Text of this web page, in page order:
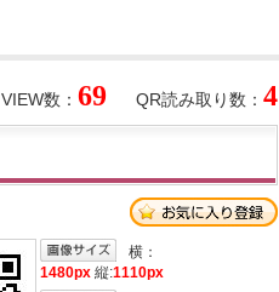
QR読み取り数： 4
VIEW数： 69
横：
1480px 縦:1110px